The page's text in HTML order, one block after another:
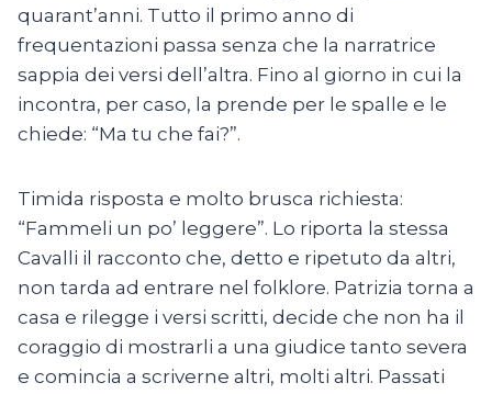
quarant’anni. Tutto il primo anno di
frequentazioni passa senza che la narratrice
sappia dei versi dell’altra. Fino al giorno in cui la
incontra, per caso, la prende per le spalle e le
chiede: “Ma tu che fai?”.
Timida risposta e molto brusca richiesta:
“Fammeli un po’ leggere”. Lo riporta la stessa
Cavalli il racconto che, detto e ripetuto da altri,
non tarda ad entrare nel folklore. Patrizia torna a
casa e rilegge i versi scritti, decide che non ha il
coraggio di mostrarli a una giudice tanto severa
e comincia a scriverne altri, molti altri. Passati